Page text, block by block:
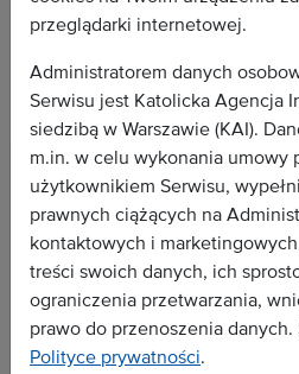
Wszystkie depesze
Dokument
Wywiad
Analiza
przeglądarki internetowej.
Administratorem danych
Serwisu jest Katolicka Agencja
siedzibą w Warszawie (KAI).
m.in. w celu wykonania umowy
użytkownikiem Serwisu,
prawnych ciążących na
kontaktowych i
treści swoich danych, ich
ograniczenia przetwarzania,
prawo do przenoszenia danych.
Polityce prywatności